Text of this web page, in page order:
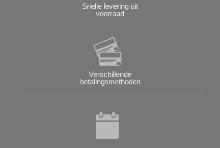
Snelle levering uit
voorraad
Verschillende
betalingsmethoden